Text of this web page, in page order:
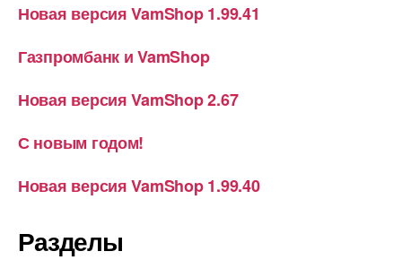
Новая версия VamShop 1.99.41
Газпромбанк и VamShop
Новая версия VamShop 2.67
С новым годом!
Новая версия VamShop 1.99.40
Разделы